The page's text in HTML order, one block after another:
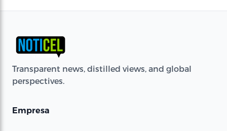
Transparent news, distilled views, and global
perspectives.
Empresa